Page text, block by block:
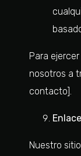
Para
nosotros a
contacto].
Nuestro